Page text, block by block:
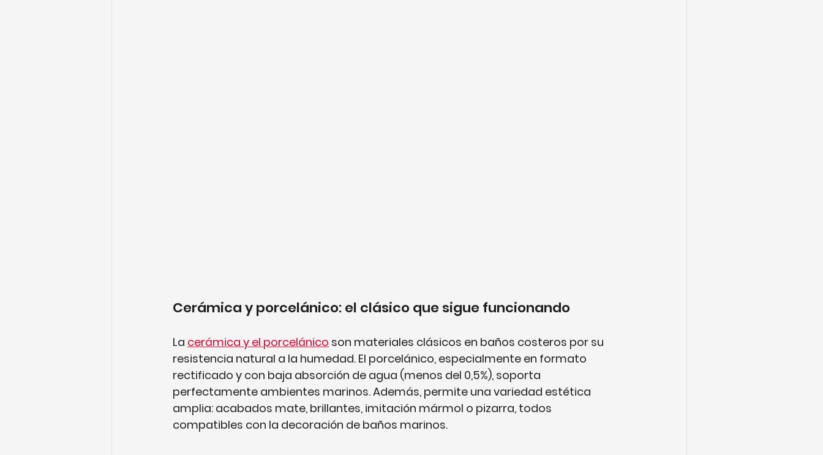
Cerámica y porcelánico: el clásico que sigue funcionando
La cerámica y el porcelánico son materiales clásicos en baños costeros por su
resistencia natural a la humedad. El porcelánico, especialmente en formato
rectificado y con baja absorción de agua (menos del 0,5%), soporta
perfectamente ambientes marinos. Además, permite una variedad estética
amplia: acabados mate, brillantes, imitación mármol o pizarra, todos
compatibles con la decoración de baños marinos.